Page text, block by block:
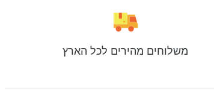
משלוחים מהירים לכל הארץ